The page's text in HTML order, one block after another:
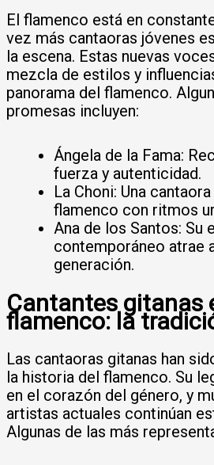
El flamenco está en
vez más cantaoras jóvenes
la escena. Estas nuevas
mezcla de estilos y
panorama del flamenco.
promesas incluyen:
Ángela de la Fama:
fuerza y autenticidad.
La Choni: Una
flamenco con ritmos
Ana de los Santos: Su
contemporáneo atrae
generación.
Cantantes gitanas
flamenco: la
Las cantaoras gitanas han
la historia del flamenco. Su
en el corazón del género, y
artistas actuales continúan
Algunas de las más